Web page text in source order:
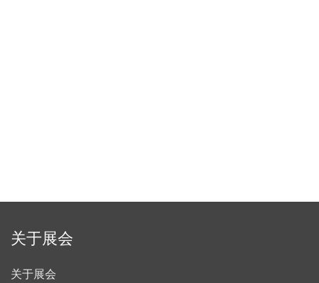
关于展会
关于展会